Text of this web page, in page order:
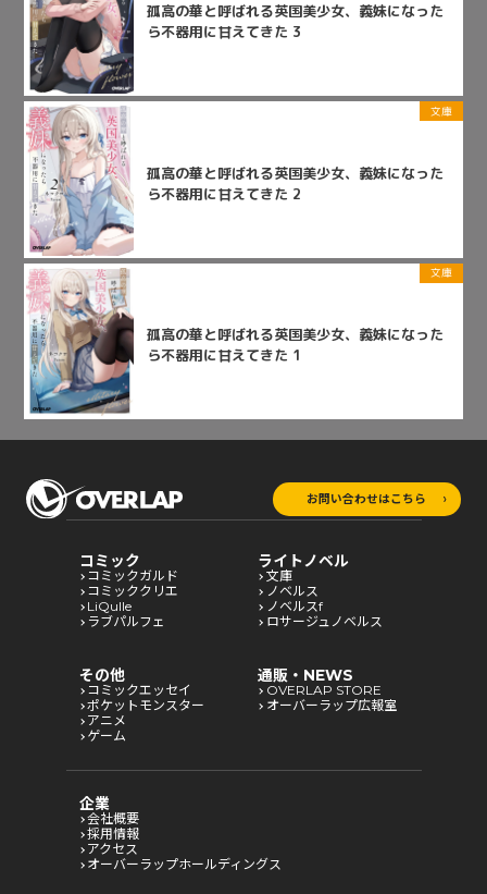
孤高の華と呼ばれる英国美少女、義妹になった
ら不器用に甘えてきた 3
文庫
孤高の華と呼ばれる英国美少女、義妹になった
ら不器用に甘えてきた 2
文庫
孤高の華と呼ばれる英国美少女、義妹になった
ら不器用に甘えてきた 1
お問い合わせはこちら
コミック
コミックガルド
コミッククリエ
LiQulle
ラブパルフェ
ライトノベル
文庫
ノベルス
ノベルスf
ロサージュノベルス
その他
コミックエッセイ
ポケットモンスター
アニメ
ゲーム
通販・NEWS
OVERLAP STORE
オーバーラップ広報室
企業
会社概要
採用情報
アクセス
オーバーラップホールディングス